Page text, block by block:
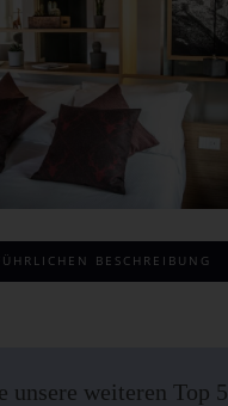
BESCHREIBUNG
unsere weiteren Top 5